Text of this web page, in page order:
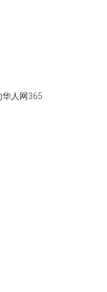
人网365